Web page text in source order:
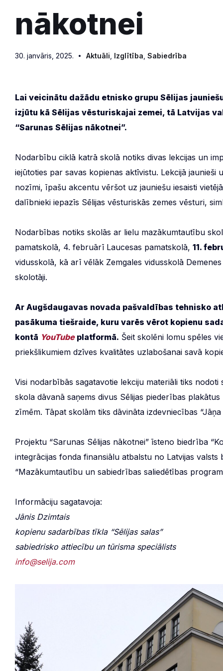
nākotnei
30. janvāris, 2025. Aktuāli Izglītība Sabiedrība
Lai veicinātu dažādu etnisko grupu Sēlijas
izjūtu kā Sēlijas vēsturiskajai zemei, tā Latvijas
“Sarunas Sēlijas nākotnei”.
Nodarbību ciklā katrā skolā notiks divas lekcijas un
iejūtoties par savas kopienas aktīvistu. Lekcijā
nozīmi, īpašu akcentu vēršot uz jauniešu iesaisti
dalībnieki iepazīs Sēlijas vēsturiskās zemes vēsturi,
Nodarbības notiks skolās ar lielu mazākumtautību
pamatskolā, 4. februārī Laucesas pamatskolā, 11.
vidusskolā, kā arī vēlāk Zemgales vidusskolā
skolotāji.
Ar Augšdaugavas novada pašvaldības tehnisko
pasākuma tiešraide, kuru varēs vērot kopienu
kontā YouTubeplatformā. Šeit skolēni lomu spēles
priekšlikumiem dzīves kvalitātes uzlabošanai savā
Visi nodarbībās sagatavotie lekciju materiāli tiks
skola dāvanā saņems divus Sēlijas piederības
zīmēm. Tāpat skolām tiks dāvināta izdevniecības
Projektu “Sarunas Sēlijas nākotnei” īsteno biedrība
integrācijas fonda finansiālu atbalstu no Latvijas
“Mazākumtautību un sabiedrības saliedētības
Informāciju sagatavoja:
Jānis Dzimtais
kopienu sadarbības tīkla “Sēlijas salas”
sabiedrisko attiecību un tūrisma speciālists
info@selija.com